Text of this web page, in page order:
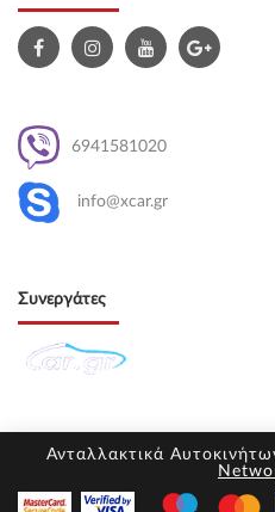
6941581020
info@xcar.gr
Συνεργάτες
Ανταλλακτικά